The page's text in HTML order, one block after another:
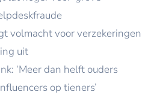
volmacht voor verzekeringen
uit
‘Meer dan helft ouders
op tieners’